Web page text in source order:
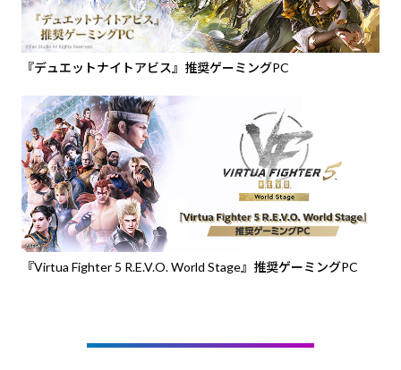
『デュエットナイトアビス』推奨ゲーミングPC
『Virtua Fighter 5 R.E.V.O. World Stage』推奨ゲーミングPC